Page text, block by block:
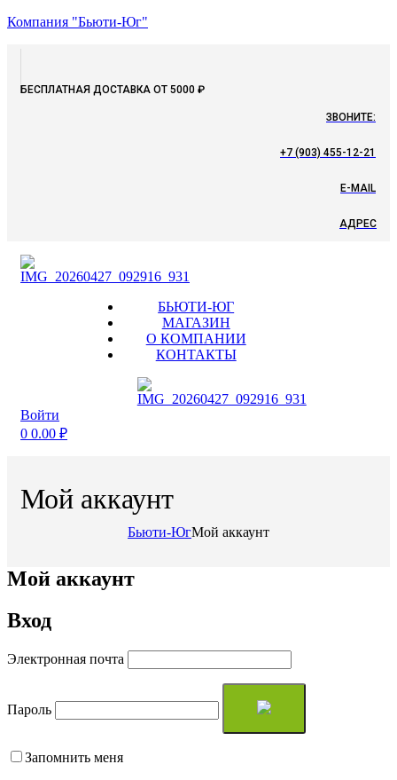
Компания "Бьюти-Юг"
БЕСПЛАТНАЯ ДОСТАВКА ОТ 5000 ₽
ЗВОНИТЕ:
+7 (903) 455-12-21
E-MAIL
АДРЕС
БЬЮТИ-ЮГ
МАГАЗИН
О КОМПАНИИ
КОНТАКТЫ
Войти
0 0.00 ₽
Мой аккаунт
Бьюти-ЮгМой аккаунт
Мой аккаунт
Вход
Электронная почта
Пароль
Запомнить меня